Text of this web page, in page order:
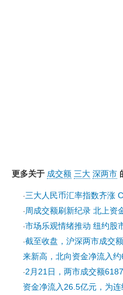
更多关于 成交额 三大 深两市
·三大人民币汇率指数齐涨
· 周成交额刷新纪录 北上资
·市场乐观情绪推动 纽约股
·截至收盘，沪深两市成交
来新高，北向资金净流入约
·2月21日，两市成交额
资金净流入26.5亿元，为连